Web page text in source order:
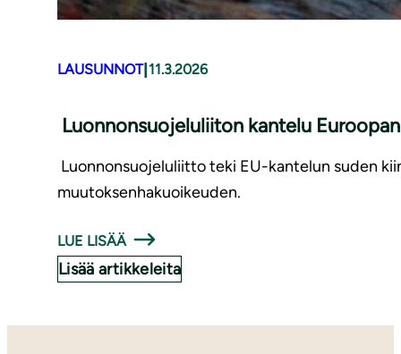
LAUSUNNOT| 11.3.2026
Luonnonsuojeluliiton kantelu
Luonnonsuojeluliitto teki EU-kantelun suden
muutoksenhakuoikeuden.
LUE LISÄÄ
Lisää artikkeleita